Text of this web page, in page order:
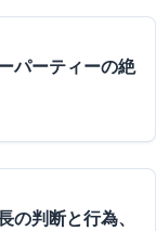
パーティーの絶
の判断と行為、